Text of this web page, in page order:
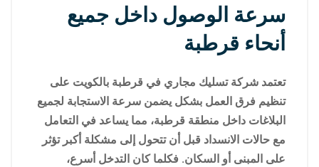
سرعة الوصول داخل جميع
أنحاء قرطبة
تعتمد شركة تسليك مجاري في قرطبة بالكويت على
تنظيم فرق العمل بشكل يضمن سرعة الاستجابة لجميع
البلاغات داخل منطقة قرطبة، مما يساعد في التعامل
مع حالات الانسداد قبل أن تتحول إلى مشكلة أكبر تؤثر
على المبنى أو السكان. فكلما كان التدخل أسرع،